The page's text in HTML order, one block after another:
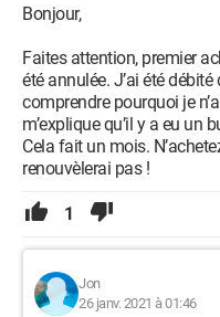
Bonjour,
Faites attention, premier
été annulée. J’ai été
comprendre pourquoi je
m’explique qu’il y a eu un
Cela fait un mois.
renouvèlerai pas !
1
Jon
26 janv. 2021 à 01:46